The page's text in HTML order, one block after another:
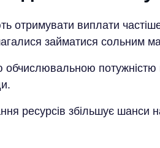
отримувати виплати частіше
займатися сольним
ресурсів збільшує шанси